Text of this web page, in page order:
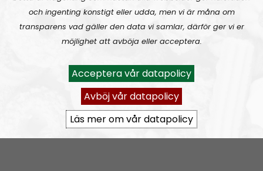
och ingenting konstigt eller udda, men vi är måna om
transparens vad gäller den data vi samlar, därför ger vi er
möjlighet att avböja eller acceptera.
Acceptera vår datapolicy
Avböj vår datapolicy
Läs mer om vår datapolicy